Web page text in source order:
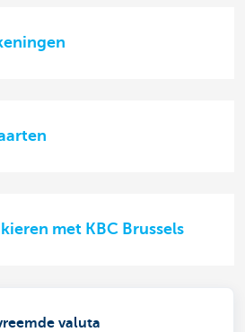
met KBC Brussels
valuta